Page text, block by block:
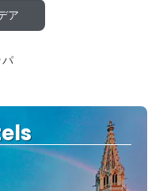
ア
パ